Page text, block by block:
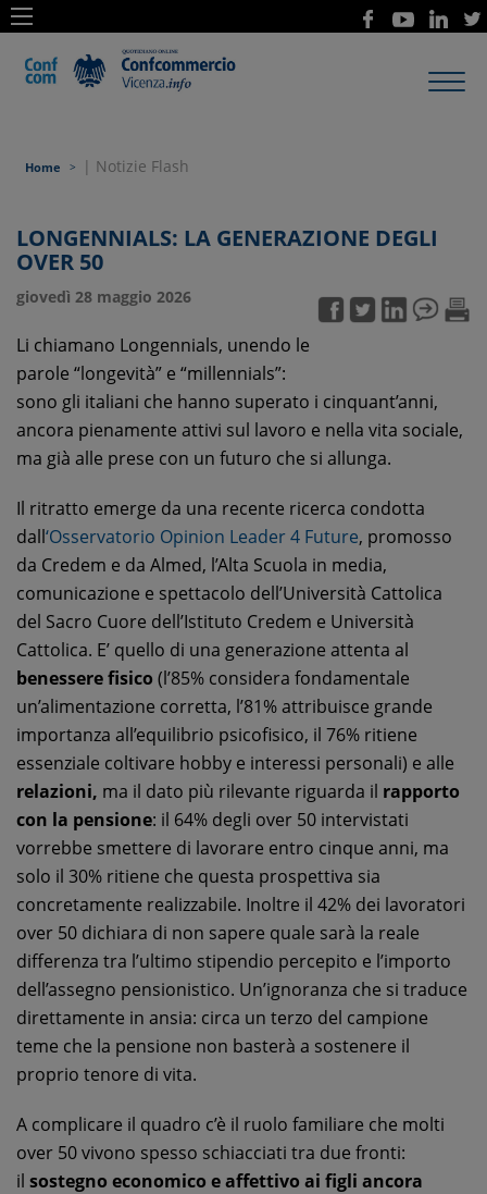
Home | Notizie Flash
LONGENNIALS: LA GENERAZIONE DEGLI
OVER 50
giovedì 28 maggio 2026
Li chiamano Longennials, unendo le
parole “longevità” e “millennials”:
sono gli italiani che hanno superato i cinquant’anni,
ancora pienamente attivi sul lavoro e nella vita sociale,
ma già alle prese con un futuro che si allunga.
Il ritratto emerge da una recente ricerca condotta
dall‘Osservatorio Opinion Leader 4 Future, promosso
da Credem e da Almed, l’Alta Scuola in media,
comunicazione e spettacolo dell’Università Cattolica
del Sacro Cuore dell’Istituto Credem e Università
Cattolica. E’ quello di una generazione attenta al
benessere fisico (l’85% considera fondamentale
un’alimentazione corretta, l’81% attribuisce grande
importanza all’equilibrio psicofisico, il 76% ritiene
essenziale coltivare hobby e interessi personali) e alle
relazioni, ma il dato più rilevante riguarda il rapporto
con la pensione: il 64% degli over 50 intervistati
vorrebbe smettere di lavorare entro cinque anni, ma
solo il 30% ritiene che questa prospettiva sia
concretamente realizzabile. Inoltre il 42% dei lavoratori
over 50 dichiara di non sapere quale sarà la reale
differenza tra l’ultimo stipendio percepito e l’importo
dell’assegno pensionistico. Un’ignoranza che si traduce
direttamente in ansia: circa un terzo del campione
teme che la pensione non basterà a sostenere il
proprio tenore di vita.
A complicare il quadro c’è il ruolo familiare che molti
over 50 vivono spesso schiacciati tra due fronti:
il sostegno economico e affettivo ai figli ancora